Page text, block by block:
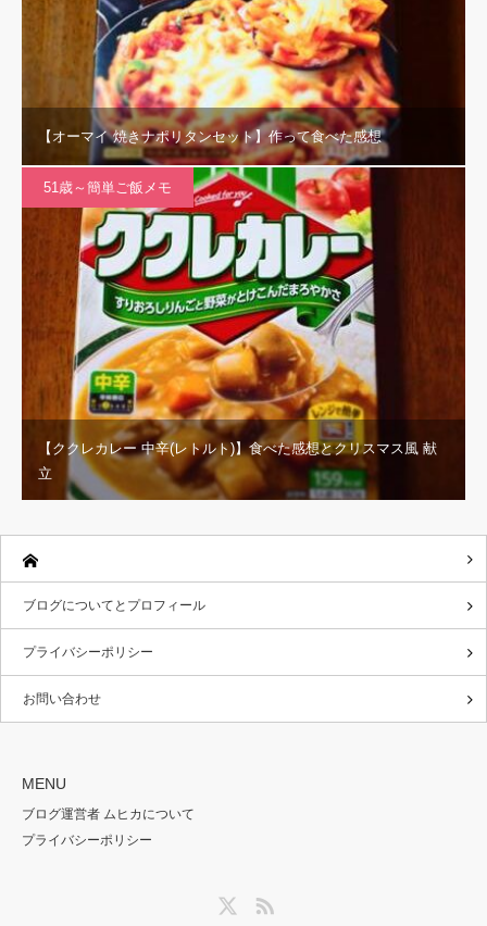
【オーマイ 焼きナポリタンセット】作って食べた感想
51歳～簡単ご飯メモ
【ククレカレー 中辛(レトルト)】食べた感想とクリスマス風 献
立
ブログについてとプロフィール
プライバシーポリシー
お問い合わせ
MENU
ブログ運営者 ムヒカについて
プライバシーポリシー